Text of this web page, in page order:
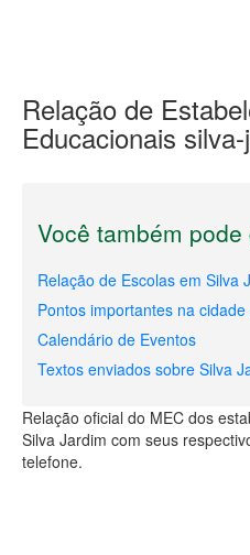
Relação de
Educacionais
Você também pode
Relação de Escolas em Silva
Pontos importantes na
Calendário de Eventos
Textos enviados sobre Silva
Relação oficial do MEC dos
Silva Jardim com seus
telefone.